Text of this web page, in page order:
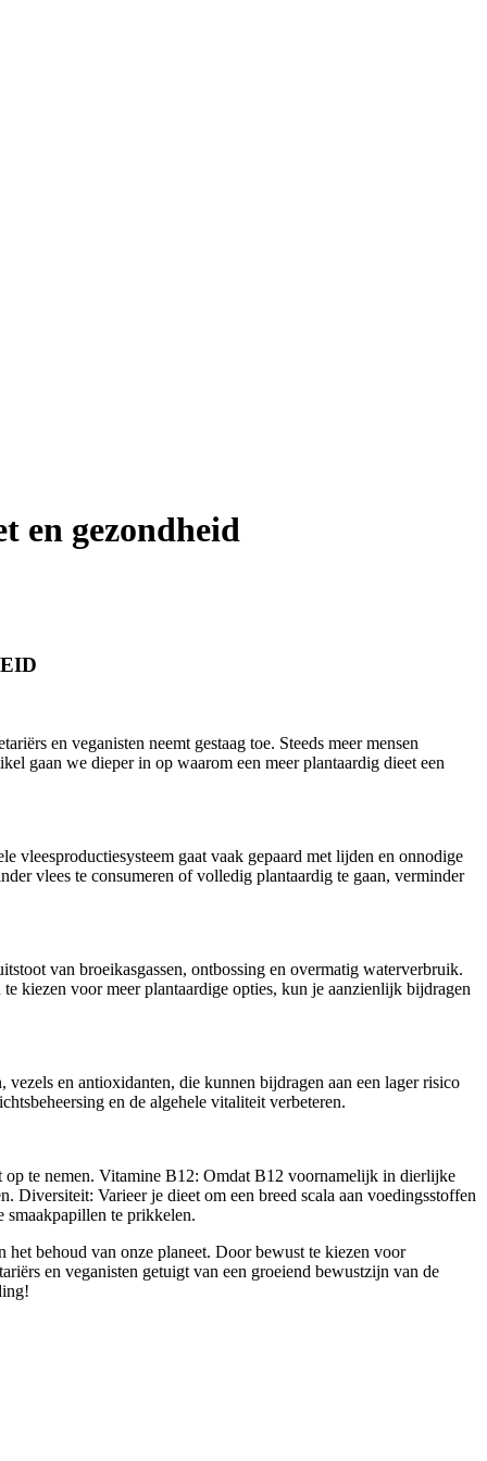
en gezondheid
en veganisten neemt gestaag toe. Steeds meer mensen
gaan we dieper in op waarom een meer plantaardig dieet een
vleesproductiesysteem gaat vaak gepaard met lijden en onnodige
vlees te consumeren of volledig plantaardig te gaan, verminder
van broeikasgassen, ontbossing en overmatig waterverbruik.
kiezen voor meer plantaardige opties, kun je aanzienlijk bijdragen
en antioxidanten, die kunnen bijdragen aan een lager risico
en de algehele vitaliteit verbeteren.
te nemen. Vitamine B12: Omdat B12 voornamelijk in dierlijke
Varieer je dieet om een breed scala aan voedingsstoffen
smaakpapillen te prikkelen.
het behoud van onze planeet. Door bewust te kiezen voor
en veganisten getuigt van een groeiend bewustzijn van de